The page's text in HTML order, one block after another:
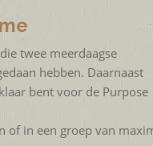
twee meerdaagse
hebben. Daarnaast
bent voor de Purpose
of in een groep van